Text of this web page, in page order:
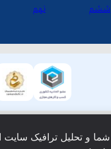
ششم نهم
شما و تحلیل ترافیک سایت